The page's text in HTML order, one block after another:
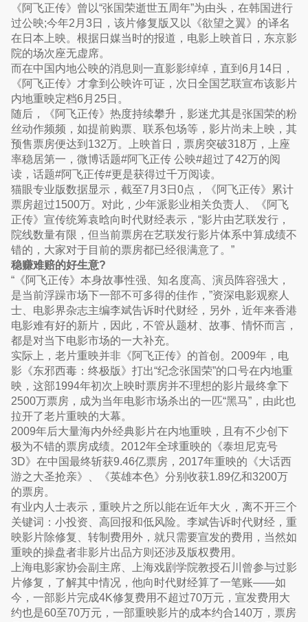
《阿飞正传》曾以“张国荣逝世五周年”为由头，在韩国进行
过公映;今年2月3日，该片修复版又以《欲望之翼》的译名
在日本上映。根据日媒当时的报道，电影上映首日，东京影
院的场次座无虚席。
而在中国内地公映的消息则一直影影绰绰，直到6月14日，
《阿飞正传》才拿到公映许可证，次日全国艺联宣布该影片
内地重映定档6月25日。
随后，《阿飞正传》热度持续攀升，影迷尤其是张国荣的粉
丝动作频频，如提前购票、联系包场等，影片尚未上映，其
预售票房便达到132万。上映首日，票房突破318万，上座
率稳居第一，微博话题#阿飞正传 公映#超过了42万的阅
读，话题#阿飞正传#更是获得过千万阅读。
猫眼专业版数据显示，截至7月3日0点，《阿飞正传》累计
票房超过1500万。对此，少年派影业相关负责人、《阿飞
正传》宣传统筹袁晗向时代财经表示，“影片由艺联发行，
院线数量有限，但当前票房在艺联发行影片体系中算成绩不
错的，大家对于目前的票房都已经很满意了。”
稳赚难赔的好生意?
“《阿飞正传》本身故事性强、知名度高、演员阵容强大，
是当前浮躁市场下一部不可多得的佳作，”资深电影观察人
士、电影界杂志主编李斌告诉时代财经，另外，近年来香港
电影难有好的新片，因此，不管从题材、故事、情怀而言，
都是对当下电影市场的一大补充。
实际上，老片重映并非《阿飞正传》的首创。2009年，电
影《东邪西毒：终极版》打出“纪念张国荣”的口号在内地重
映，这部1994年初次上映时票房并不理想的影片最终拿下
2500万票房，成为当年电影市场杀出的一匹“黑马”，由此也
拉开了老片重映的大幕。
2009年后大量海内外经典影片在内地重映，且有不少创下
极为不错的票房成绩。2012年全球重映的《泰坦尼克号
3D》在中国最终斩获9.46亿票房，2017年重映的《大话西
游之大圣抢亲》、《英雄本色》分别收获1.89亿和3200万
的票房。
有业内人士表示，重映片之所以能在近年大火，离不开三个
关键词：小投资、高回报和低风险。李斌告诉时代财经，重
映影片除修复、转制费用外，就只需要宣发的费用，当然如
重映的操盘者非影片出品方则还涉及版权费用。
上海电影家协会副主席、上海戏剧学院教授石川曾参与过影
片修复，了解其中情况，他向时代财经算了一笔账——如
今，一部影片完成4K修复费用不超过70万元，宣发费用大
约也是60至70万元，一部重映影片的成本约合140万，票房